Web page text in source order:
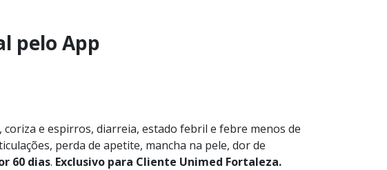
pelo App
coriza e espirros, diarreia, estado febril e febre menos de
perda de apetite, mancha na pele, dor de
60 dias. Exclusivo para Cliente Unimed Fortaleza.